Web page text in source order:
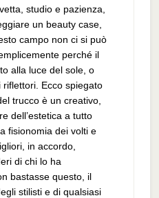
studio e pazienza,
un beauty case,
campo non ci si può
perché il
alla luce del sole, o
Ecco spiegato
trucco è un creativo,
dell’estetica a tutto
fisionomia dei volti e
in accordo,
di chi lo ha
bastasse questo, il
stilisti e di qualsiasi